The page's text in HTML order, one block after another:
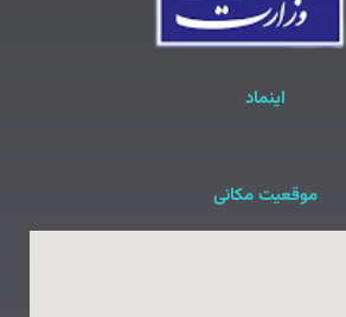
اینماد
موقعیت مکانی